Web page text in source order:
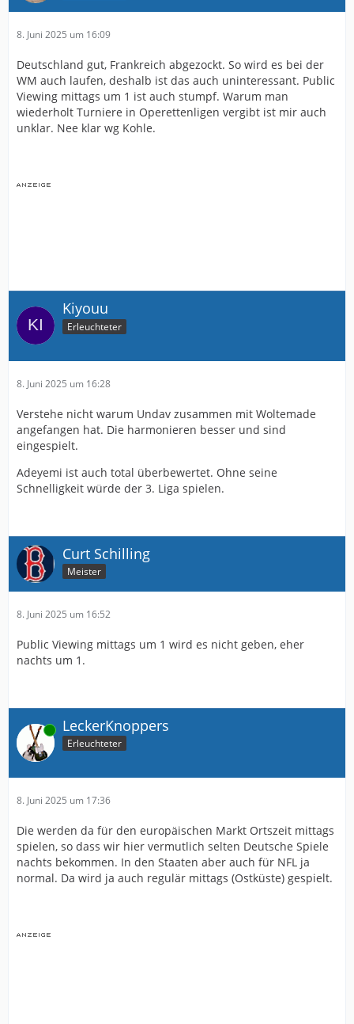
8. Juni 2025 um 16:09
Deutschland gut, Frankreich abgezockt. So wird es bei der
WM auch laufen, deshalb ist das auch uninteressant. Public
Viewing mittags um 1 ist auch stumpf. Warum man
wiederholt Turniere in Operettenligen vergibt ist mir auch
unklar. Nee klar wg Kohle.
Kiyouu
Erleuchteter
8. Juni 2025 um 16:28
Verstehe nicht warum Undav zusammen mit Woltemade
angefangen hat. Die harmonieren besser und sind
eingespielt.
Adeyemi ist auch total überbewertet. Ohne seine
Schnelligkeit würde der 3. Liga spielen.
Curt Schilling
Meister
8. Juni 2025 um 16:52
Public Viewing mittags um 1 wird es nicht geben, eher
nachts um 1.
Online LeckerKnoppers
Erleuchteter
8. Juni 2025 um 17:36
Die werden da für den europäischen Markt Ortszeit mittags
spielen, so dass wir hier vermutlich selten Deutsche Spiele
nachts bekommen. In den Staaten aber auch für NFL ja
normal. Da wird ja auch regulär mittags (Ostküste) gespielt.